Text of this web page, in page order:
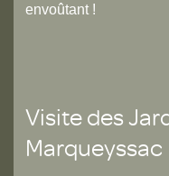
envoûtant !
Visite des
Marqueyssac